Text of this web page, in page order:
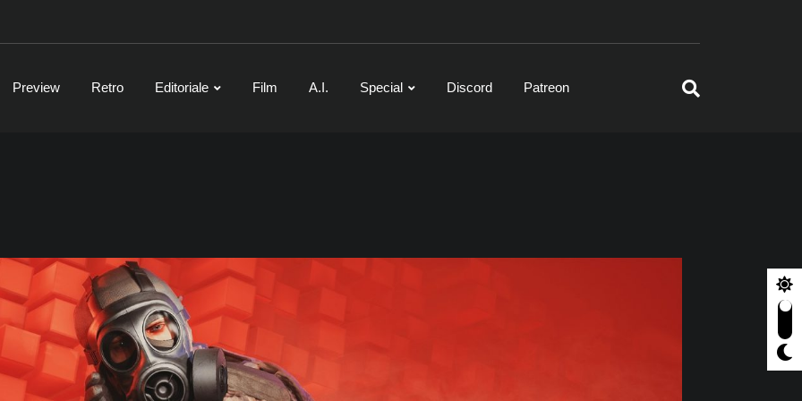
Preview Retro Editoriale Film A.I. Special Discord Patreon